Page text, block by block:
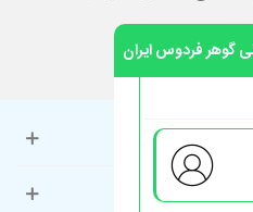
گوهر فردوس ایران